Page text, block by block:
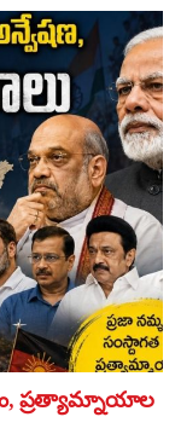
ప్రత్యామ్నాయాల